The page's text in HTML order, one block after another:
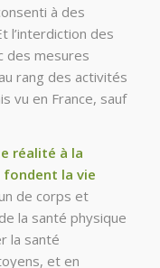
à des
l’interdiction des
des mesures
rang des activités
vu en France, sauf
réalité à la
fondent la vie
de corps et
la santé physique
la santé
et en